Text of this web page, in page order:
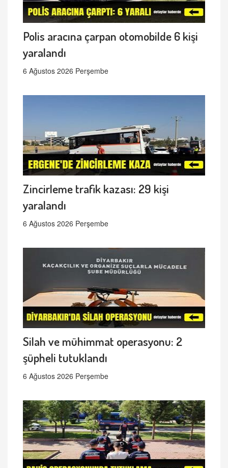
Polis aracına çarpan otomobilde 6 kişi
yaralandı
6 Ağustos 2026 Perşembe
Zincirleme trafik kazası: 29 kişi
yaralandı
6 Ağustos 2026 Perşembe
Silah ve mühimmat operasyonu: 2
şüpheli tutuklandı
6 Ağustos 2026 Perşembe